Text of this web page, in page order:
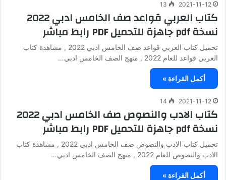
2021-11-12
13
كتاب العربي قواعد صف الخامس ادبي 2022
نسخة pdf جاهزة للتحميل PDF رابط مباشر
تحميل كتاب العربي قواعد صف الخامس ادبي 2022 , مشاهدة كتاب
العربي قواعد للعام 2022 , منهج الصف الخامس ادبي…
أكمل القراءة »
2021-11-12
14
كتاب الادب والنصوص صف الخامس ادبي 2022
نسخة pdf جاهزة للتحميل PDF رابط مباشر
تحميل كتاب الادب والنصوص صف الخامس ادبي 2022 , مشاهدة كتاب
الادب والنصوص للعام 2022 , منهج الصف الخامس ادبي…
أكمل القراءة »